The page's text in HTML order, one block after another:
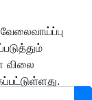
விலை